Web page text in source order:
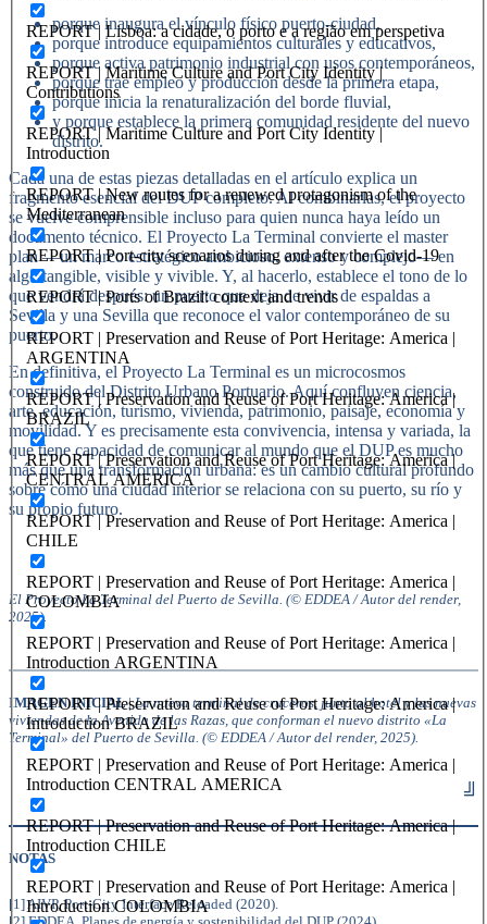
REPORT | Lisboa: a cidade, o porto e a região em perspetiva
REPORT | Maritime Culture and Port City Identity |
Contributions
REPORT | Maritime Culture and Port City Identity |
Introduction
REPORT | New routes for a renewed protagonism of the
Mediterranean
REPORT | Port-city scenarios during and after the Covid-19
REPORT | Ports of Brazil: context and trends
REPORT | Preservation and Reuse of Port Heritage: America |
ARGENTINA
REPORT | Preservation and Reuse of Port Heritage: America |
BRAZIL
REPORT | Preservation and Reuse of Port Heritage: America |
CENTRAL AMERICA
REPORT | Preservation and Reuse of Port Heritage: America |
CHILE
REPORT | Preservation and Reuse of Port Heritage: America |
COLOMBIA
REPORT | Preservation and Reuse of Port Heritage: America |
Introduction ARGENTINA
REPORT | Preservation and Reuse of Port Heritage: America |
Introduction BRAZIL
REPORT | Preservation and Reuse of Port Heritage: America |
Introduction CENTRAL AMERICA
REPORT | Preservation and Reuse of Port Heritage: America |
Introduction CHILE
REPORT | Preservation and Reuse of Port Heritage: America |
Introduction COLOMBIA
porque inaugura el vínculo físico puerto-ciudad,
porque introduce equipamientos culturales y educativos,
porque activa patrimonio industrial con usos contemporáneos,
porque trae empleo y producción desde la primera etapa,
porque inicia la renaturalización del borde fluvial,
y porque establece la primera comunidad residente del nuevo
distrito.
Cada una de estas piezas detalladas en el artículo explica un
fragmento esencial del DUP completo. Al combinarlas, el proyecto
se vuelve comprensible incluso para quien nunca haya leído un
documento técnico. El Proyecto La Terminal convierte el master
plan —un marco estratégico ambicioso, extenso y complejo— en
algo tangible, visible y vivible. Y, al hacerlo, establece el tono de lo
que vendrá después: un puerto que deja de vivir de espaldas a
Sevilla y una Sevilla que reconoce el valor contemporáneo de su
puerto.
En definitiva, el Proyecto La Terminal es un microcosmos
construido del Distrito Urbano Portuario. Aquí confluyen ciencia,
arte, educación, turismo, vivienda, patrimonio, paisaje, economía y
movilidad. Y es precisamente esta convivencia, intensa y variada, la
que tiene capacidad de comunicar al mundo que el DUP es mucho
más que una transformación urbana: es un cambio cultural profundo
sobre cómo una ciudad interior se relaciona con su puerto, su río y
su propio futuro.
El Proyecto La Terminal del Puerto de Sevilla. (© EDDEA / Autor del render,
2025).
IMAGEN INICIAL|La nueva terminal de cruceros, junto al hotel y las nuevas
viviendas de la Avenida de las Razas, que conforman el nuevo distrito «La
Terminal» del Puerto de Sevilla. (© EDDEA / Autor del render, 2025).
╝
NOTAS
[1] AIVP, Port-City Interface Reloaded (2020).